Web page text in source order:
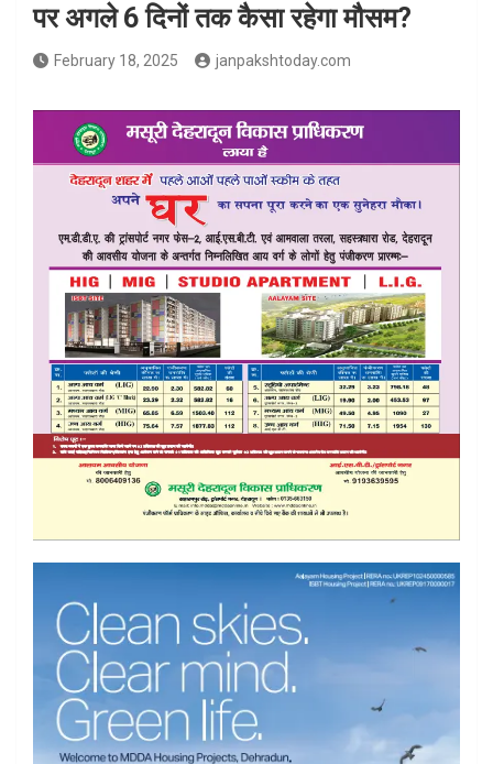
पर अगले 6 दिनों तक कैसा रहेगा मौसम?
February 18, 2025 janpakshtoday.com